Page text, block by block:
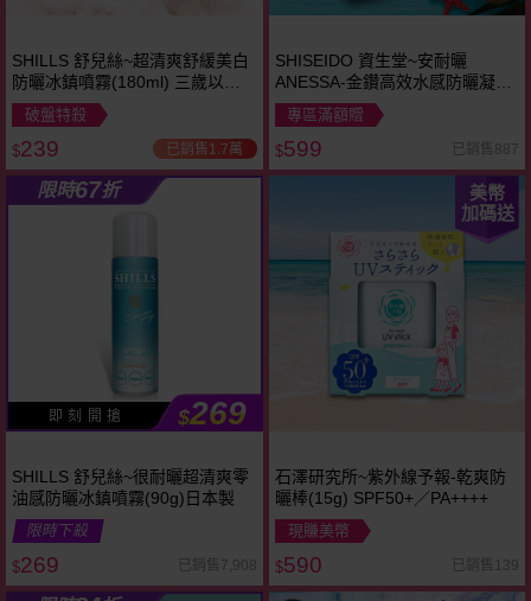
SHILLS 舒兒絲~超清爽舒緩美白
防曬冰鎮噴霧(180ml) 三歲以上
寶寶適用
破盤特殺
$239 已銷售1.7萬
SHISEIDO 資生堂~安耐曬
ANESSA-金鑽高效水感防曬凝膠
(SPF50+)90g
專區滿額贈
$599 已銷售887
限時67折
即 刻 開 搶 $269
SHILLS 舒兒絲~很耐曬超清爽零
油感防曬冰鎮噴霧(90g)日本製
限時下殺
$269 已銷售7,908
美幣
加碼送
石澤研究所~紫外線予報-乾爽防
曬棒(15g) SPF50+／PA++++
現賺美幣
$590 已銷售139